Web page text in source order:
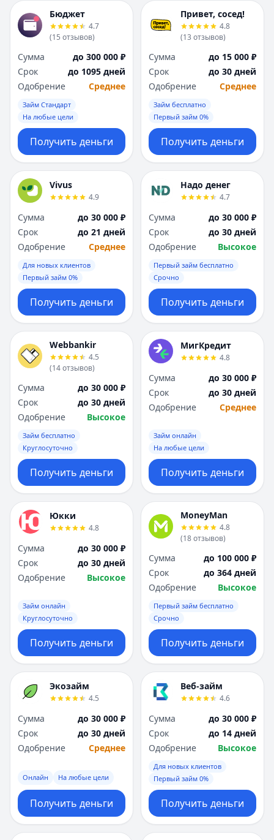
Бюджет
4.7
(15 отзывов)
Сумма
до 300 000 ₽
Срок
до 1095 дней
Одобрение
Среднее
Займ Стандарт
На любые цели
Получить деньги
Привет, сосед!
4.8
(13 отзывов)
Сумма
до 15 000 ₽
Срок
до 30 дней
Одобрение
Среднее
Займ бесплатно
Первый займ 0%
Получить деньги
Vivus
4.9
Сумма
до 30 000 ₽
Срок
до 21 дней
Одобрение
Среднее
Для новых клиентов
Первый займ 0%
Получить деньги
Надо денег
4.7
Сумма
до 30 000 ₽
Срок
до 30 дней
Одобрение
Высокое
Первый займ бесплатно
Срочно
Получить деньги
Webbankir
4.5
(14отзывов)
Сумма
до 30 000 ₽
Срок
до 30 дней
Одобрение
Высокое
Займ бесплатно
Круглосуточно
Получить деньги
МигКредит
4.8
Сумма
до 30 000 ₽
Срок
до 30 дней
Одобрение
Среднее
Займ онлайн
На любые цели
Получить деньги
Юкки
4.8
Сумма
до 30 000 ₽
Срок
до 30 дней
Одобрение
Высокое
Займ онлайн
Круглосуточно
Получить деньги
MoneyMan
4.8
(18отзывов)
Сумма
до 100 000 ₽
Срок
до 364 дней
Одобрение
Высокое
Первый займ бесплатно
Срочно
Получить деньги
Экозайм
4.5
Сумма
до 30 000 ₽
Срок
до 30 дней
Одобрение
Среднее
Онлайн На любые цели
Получить деньги
Веб-займ
4.6
Сумма
до 30 000 ₽
Срок
до 14 дней
Одобрение
Высокое
Для новых клиентов
Первый займ 0%
Получить деньги